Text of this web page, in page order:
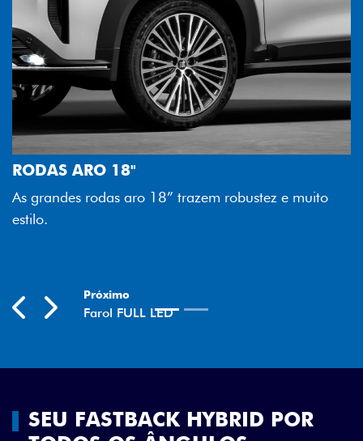
robustez e muito
FAROL FULL LED
Tecnologia dos faróis
economia para você.
SEU FASTBACK HYBRID POR